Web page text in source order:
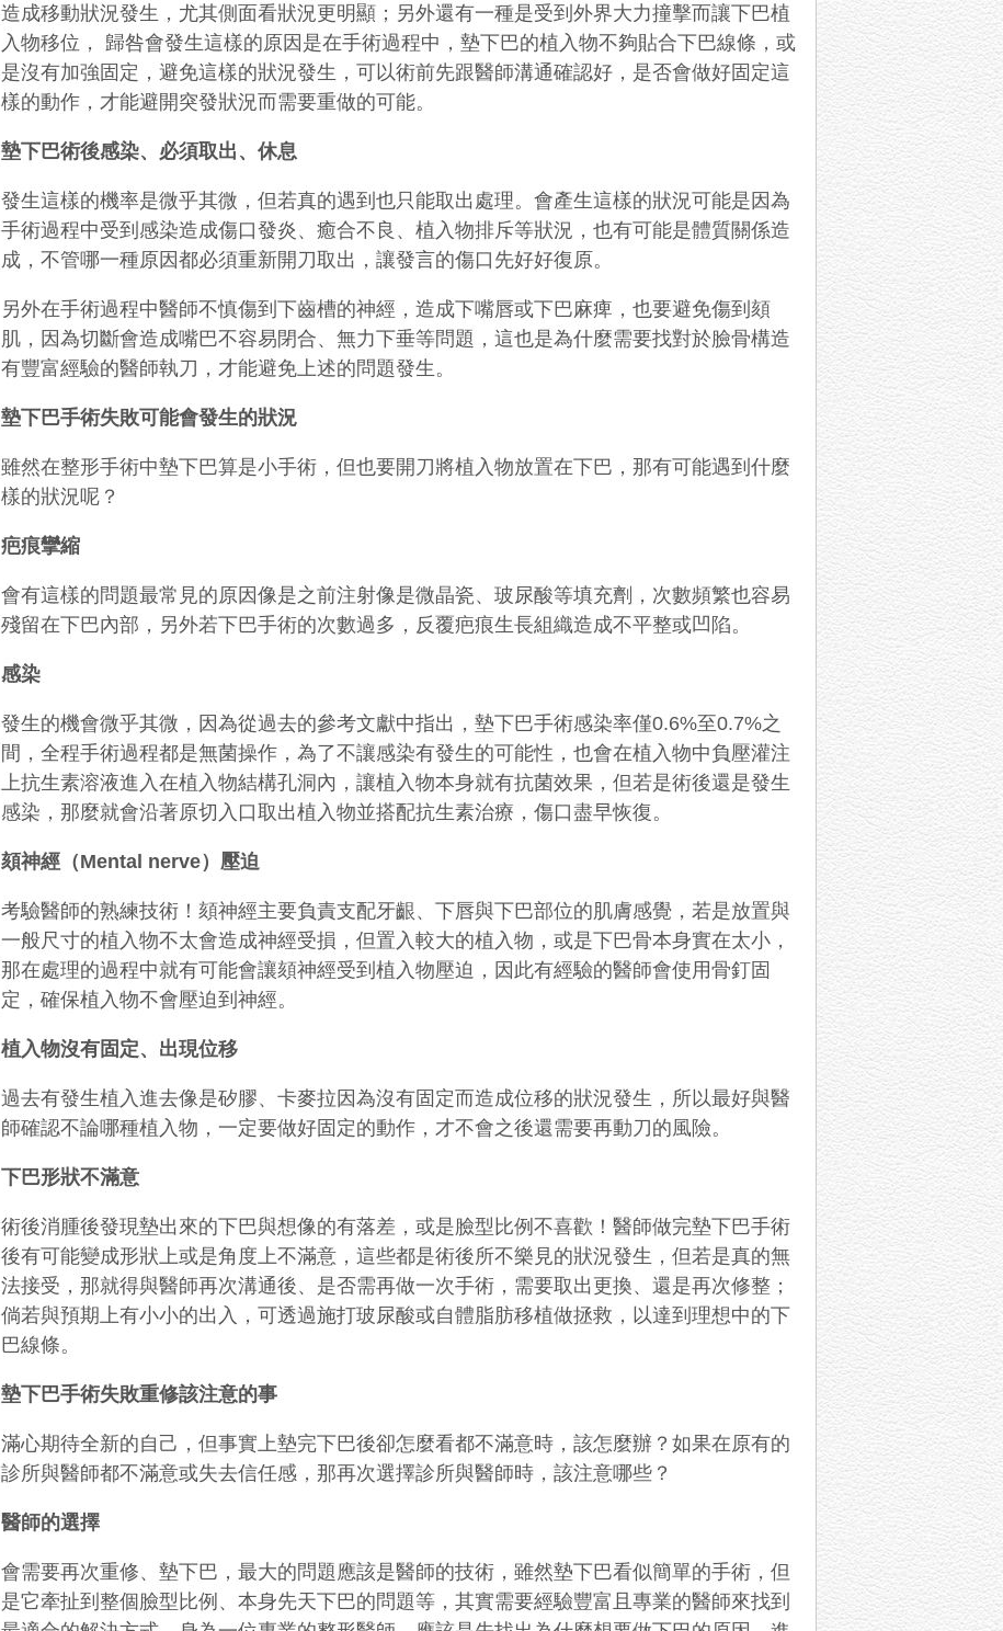
造成移動狀況發生，尤其側面看狀況更明顯；另外還有一種是受到外界大力撞擊而讓下巴植
入物移位， 歸咎會發生這樣的原因是在手術過程中，墊下巴的植入物不夠貼合下巴線條，或
是沒有加強固定，避免這樣的狀況發生，可以術前先跟醫師溝通確認好，是否會做好固定這
樣的動作，才能避開突發狀況而需要重做的可能。
墊下巴術後感染、必須取出、休息
發生這樣的機率是微乎其微，但若真的遇到也只能取出處理。會產生這樣的狀況可能是因為
手術過程中受到感染造成傷口發炎、癒合不良、植入物排斥等狀況，也有可能是體質關係造
成，不管哪一種原因都必須重新開刀取出，讓發言的傷口先好好復原。
另外在手術過程中醫師不慎傷到下齒槽的神經，造成下嘴唇或下巴麻痺，也要避免傷到頦
肌，因為切斷會造成嘴巴不容易閉合、無力下垂等問題，這也是為什麼需要找對於臉骨構造
有豐富經驗的醫師執刀，才能避免上述的問題發生。
墊下巴手術失敗可能會發生的狀況
雖然在整形手術中墊下巴算是小手術，但也要開刀將植入物放置在下巴，那有可能遇到什麼
樣的狀況呢？
疤痕攣縮
會有這樣的問題最常見的原因像是之前注射像是微晶瓷、玻尿酸等填充劑，次數頻繁也容易
殘留在下巴內部，另外若下巴手術的次數過多，反覆疤痕生長組織造成不平整或凹陷。
感染
發生的機會微乎其微，因為從過去的參考文獻中指出，墊下巴手術感染率僅0.6%至0.7%之
間，全程手術過程都是無菌操作，為了不讓感染有發生的可能性，也會在植入物中負壓灌注
上抗生素溶液進入在植入物結構孔洞內，讓植入物本身就有抗菌效果，但若是術後還是發生
感染，那麼就會沿著原切入口取出植入物並搭配抗生素治療，傷口盡早恢復。
頦神經（Mental nerve）壓迫
考驗醫師的熟練技術！頦神經主要負責支配牙齦、下唇與下巴部位的肌膚感覺，若是放置與
一般尺寸的植入物不太會造成神經受損，但置入較大的植入物，或是下巴骨本身實在太小，
那在處理的過程中就有可能會讓頦神經受到植入物壓迫，因此有經驗的醫師會使用骨釘固
定，確保植入物不會壓迫到神經。
植入物沒有固定、出現位移
過去有發生植入進去像是矽膠、卡麥拉因為沒有固定而造成位移的狀況發生，所以最好與醫
師確認不論哪種植入物，一定要做好固定的動作，才不會之後還需要再動刀的風險。
下巴形狀不滿意
術後消腫後發現墊出來的下巴與想像的有落差，或是臉型比例不喜歡！醫師做完墊下巴手術
後有可能變成形狀上或是角度上不滿意，這些都是術後所不樂見的狀況發生，但若是真的無
法接受，那就得與醫師再次溝通後、是否需再做一次手術，需要取出更換、還是再次修整；
倘若與預期上有小小的出入，可透過施打玻尿酸或自體脂肪移植做拯救，以達到理想中的下
巴線條。
墊下巴手術失敗重修該注意的事
滿心期待全新的自己，但事實上墊完下巴後卻怎麼看都不滿意時，該怎麼辦？如果在原有的
診所與醫師都不滿意或失去信任感，那再次選擇診所與醫師時，該注意哪些？
醫師的選擇
會需要再次重修、墊下巴，最大的問題應該是醫師的技術，雖然墊下巴看似簡單的手術，但
是它牽扯到整個臉型比例、本身先天下巴的問題等，其實需要經驗豐富且專業的醫師來找到